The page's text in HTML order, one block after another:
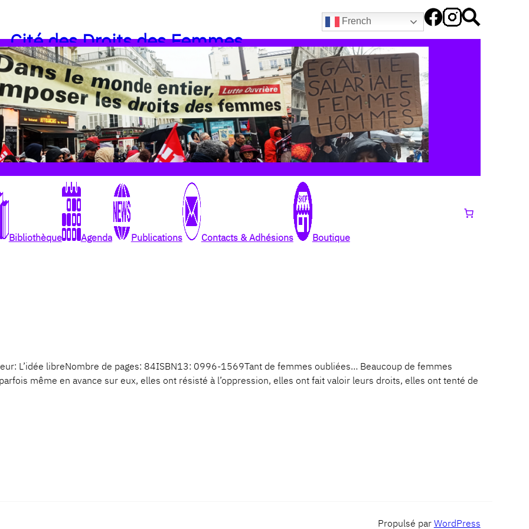
French
Cité des Droits des Femmes
Bibliothèque Agenda Publications Contacts & Adhésions Boutique
L’idée libreNombre de pages: 84ISBN13: 0996-1569Tant de femmes oubliées… Beaucoup de femmes
même en avance sur eux, elles ont résisté à l’oppression, elles ont fait valoir leurs droits, elles ont tenté de
Propulsé par WordPress